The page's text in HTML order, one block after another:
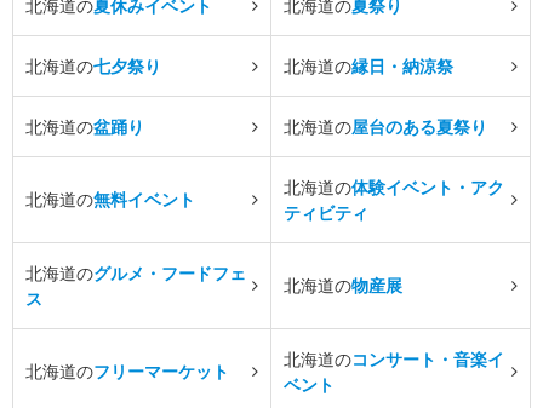
北海道の夏休みイベント 北海道の夏祭り
北海道の七夕祭り 北海道の縁日・納涼祭
北海道の盆踊り 北海道の屋台のある夏祭り
北海道の無料イベント
北海道の体験イベント・アク
ティビティ
北海道のグルメ・フードフェ
ス
北海道の物産展
北海道のフリーマーケット
北海道のコンサート・音楽イ
ベント